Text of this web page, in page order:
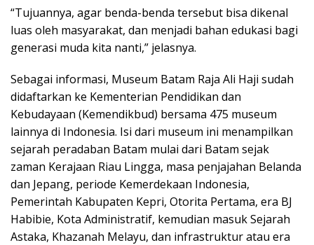
“Tujuannya, agar benda-benda tersebut bisa dikenal
luas oleh masyarakat, dan menjadi bahan edukasi bagi
generasi muda kita nanti,” jelasnya.
Sebagai informasi, Museum Batam Raja Ali Haji sudah
didaftarkan ke Kementerian Pendidikan dan
Kebudayaan (Kemendikbud) bersama 475 museum
lainnya di Indonesia. Isi dari museum ini menampilkan
sejarah peradaban Batam mulai dari Batam sejak
zaman Kerajaan Riau Lingga, masa penjajahan Belanda
dan Jepang, periode Kemerdekaan Indonesia,
Pemerintah Kabupaten Kepri, Otorita Pertama, era BJ
Habibie, Kota Administratif, kemudian masuk Sejarah
Astaka, Khazanah Melayu, dan infrastruktur atau era